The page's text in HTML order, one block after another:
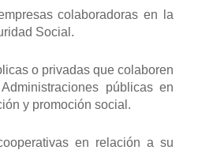
colaboradoras en la
Social.
o privadas que colaboren
públicas en
y promoción social.
en relación a su